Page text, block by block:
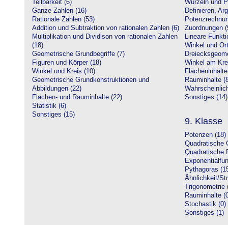
Teilbarkeit (6)
Ganze Zahlen (16)
Rationale Zahlen (53)
Addition und Subtraktion von rationalen Zahlen (6)
Multiplikation und Dividison von rationalen Zahlen
(18)
Geometrische Grundbegriffe (7)
Figuren und Körper (18)
Winkel und Kreis (10)
Geometrische Grundkonstruktionen und
Abbildungen (22)
Flächen- und Rauminhalte (22)
Statistik (6)
Sonstiges (15)
Wurzeln und
Definieren,
Zuordnungen
Lineare
Winkel und
Winkel am
Rauminhalte
Sonstiges (14)
9. Klasse
Potenzen (18)
Quadratische
Quadratische
Pythagoras
Ähnlichkeit/
Trigonometrie
Rauminhalte
Stochastik (0)
Sonstiges (1)